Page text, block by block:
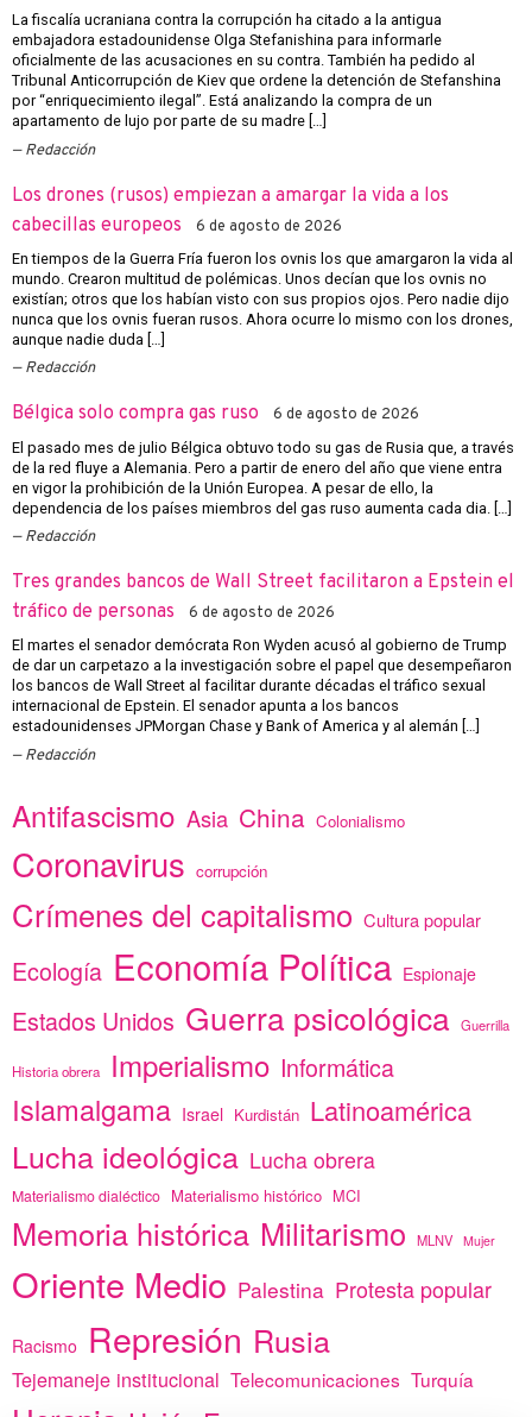
La fiscalía ucraniana contra la corrupción ha citado a la antigua
embajadora estadounidense Olga Stefanishina para informarle
oficialmente de las acusaciones en su contra. También ha pedido al
Tribunal Anticorrupción de Kiev que ordene la detención de Stefanshina
por “enriquecimiento ilegal”. Está analizando la compra de un
apartamento de lujo por parte de su madre […]
Redacción
Los drones (rusos) empiezan a amargar la vida a los
cabecillas europeos
6 de agosto de 2026
En tiempos de la Guerra Fría fueron los ovnis los que amargaron la vida al
mundo. Crearon multitud de polémicas. Unos decían que los ovnis no
existían; otros que los habían visto con sus propios ojos. Pero nadie dijo
nunca que los ovnis fueran rusos. Ahora ocurre lo mismo con los drones,
aunque nadie duda […]
Redacción
Bélgica solo compra gas ruso 6 de agosto de 2026
El pasado mes de julio Bélgica obtuvo todo su gas de Rusia que, a través
de la red fluye a Alemania. Pero a partir de enero del año que viene entra
en vigor la prohibición de la Unión Europea. A pesar de ello, la
dependencia de los países miembros del gas ruso aumenta cada dia. […]
Redacción
Tres grandes bancos de Wall Street facilitaron a Epstein el
tráfico de personas
6 de agosto de 2026
El martes el senador demócrata Ron Wyden acusó al gobierno de Trump
de dar un carpetazo a la investigación sobre el papel que desempeñaron
los bancos de Wall Street al facilitar durante décadas el tráfico sexual
internacional de Epstein. El senador apunta a los bancos
estadounidenses JPMorgan Chase y Bank of America y al alemán […]
Redacción
Antifascismo Asia China Colonialismo
Coronavirus corrupción
Crímenes del capitalismo Cultura popular
Ecología Economía Política Espionaje
Estados Unidos Guerra psicológica Guerrilla
Historia obrera Imperialismo Informática
Islamalgama Israel Kurdistán Latinoamérica
Lucha ideológica Lucha obrera
Materialismo dialéctico Materialismo histórico MCI
Memoria histórica Militarismo MLNV Mujer
Oriente Medio Palestina Protesta popular
Racismo Represión Rusia
Tejemaneje institucional Telecomunicaciones Turquía